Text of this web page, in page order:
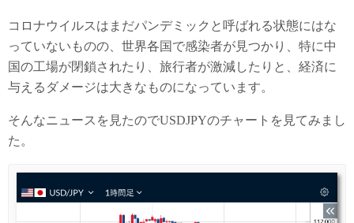
コロナウイルスはまだパンデミックと呼ばれる状態にはな
っていないものの、世界各国で感染者が見つかり、特に中
国の工場が閉鎖されたり、旅行者が激減したりと、経済に
与えるダメージは大きなものになっています。
そんなニュースを見たのでUSDJPYのチャートを見てみまし
た。